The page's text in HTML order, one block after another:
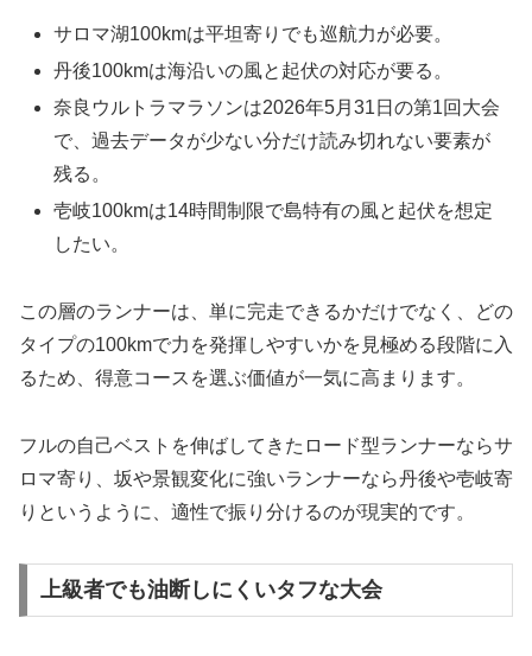
サロマ湖100kmは平坦寄りでも巡航力が必要。
丹後100kmは海沿いの風と起伏の対応が要る。
奈良ウルトラマラソンは2026年5月31日の第1回大会
で、過去データが少ない分だけ読み切れない要素が
残る。
壱岐100kmは14時間制限で島特有の風と起伏を想定
したい。
この層のランナーは、単に完走できるかだけでなく、どの
タイプの100kmで力を発揮しやすいかを見極める段階に入
るため、得意コースを選ぶ価値が一気に高まります。
フルの自己ベストを伸ばしてきたロード型ランナーならサ
ロマ寄り、坂や景観変化に強いランナーなら丹後や壱岐寄
りというように、適性で振り分けるのが現実的です。
上級者でも油断しにくいタフな大会